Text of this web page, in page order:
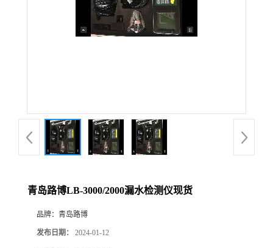
品
青岛路博LB-3000/2000漏水检测仪现货
品牌： 青岛路博
发布日期： 2024-01-12